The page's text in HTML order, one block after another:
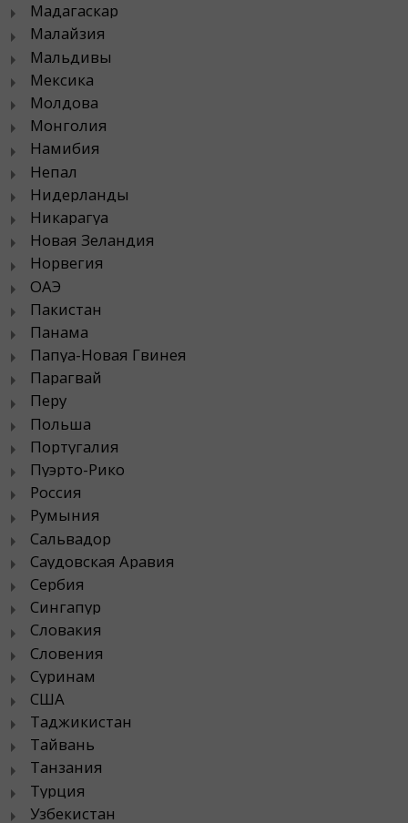
Мадагаскар
Малайзия
Мальдивы
Мексика
Молдова
Монголия
Намибия
Непал
Нидерланды
Никарагуа
Новая Зеландия
Норвегия
ОАЭ
Пакистан
Панама
Папуа-Новая Гвинея
Парагвай
Перу
Польша
Португалия
Пуэрто-Рико
Россия
Румыния
Сальвадор
Саудовская Аравия
Сербия
Сингапур
Словакия
Словения
Суринам
США
Таджикистан
Тайвань
Танзания
Турция
Узбекистан